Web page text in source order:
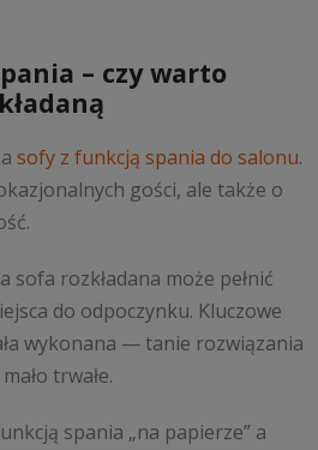
– czy warto
sofy z funkcją spania do salonu.
gości, ale także o
rozkładana może pełnić
do odpoczynku. Kluczowe
wykonana — tanie rozwiązania
trwałe.
spania „na papierze” a